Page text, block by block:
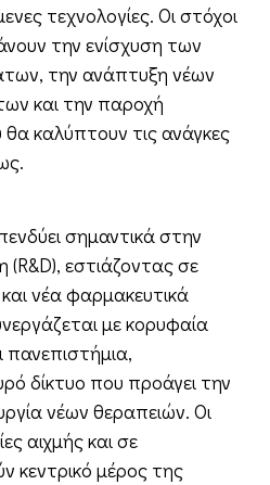
τεχνολογίες. Οι στόχοι
την ενίσχυση των
την ανάπτυξη νέων
και την παροχή
καλύπτουν τις ανάγκες
σημαντικά στην
(R&D), εστιάζοντας σε
νέα φαρμακευτικά
με κορυφαία
πανεπιστήμια,
δίκτυο που προάγει την
νέων θεραπειών. Οι
αιχμής και σε
κεντρικό μέρος της